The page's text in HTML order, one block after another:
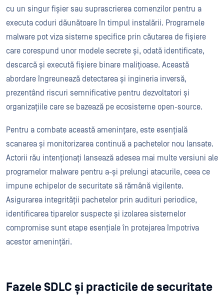
cu un singur fișier sau suprascrierea comenzilor pentru a
executa coduri dăunătoare în timpul instalării. Programele
malware pot viza sisteme specifice prin căutarea de fișiere
care corespund unor modele secrete și, odată identificate,
descarcă și execută fișiere binare malițioase. Această
abordare îngreunează detectarea și ingineria inversă,
prezentând riscuri semnificative pentru dezvoltatori și
organizațiile care se bazează pe ecosisteme open-source.
Pentru a combate această amenințare, este esențială
scanarea și monitorizarea continuă a pachetelor nou lansate.
Actorii rău intenționați lansează adesea mai multe versiuni ale
programelor malware pentru a-și prelungi atacurile, ceea ce
impune echipelor de securitate să rămână vigilente.
Asigurarea integrității pachetelor prin audituri periodice,
identificarea tiparelor suspecte și izolarea sistemelor
compromise sunt etape esențiale în protejarea împotriva
acestor amenințări.
Fazele SDLC și practicile de securitate